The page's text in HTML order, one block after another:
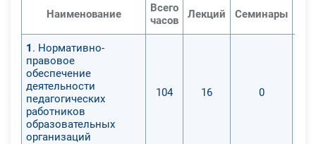
Наименование
Всего
часов
Лекций Семинары
1 . Нормативно-
правовое
обеспечение
деятельности
педагогических
работников
образовательных
организаций
104 16 0